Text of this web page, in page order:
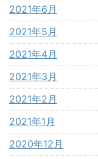
2021年6月
2021年5月
2021年4月
2021年3月
2021年2月
2021年1月
2020年12月